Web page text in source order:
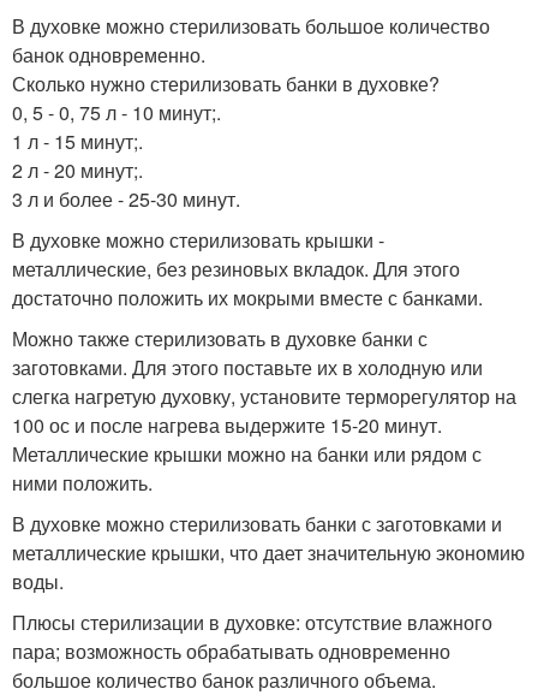
В духовке можно стерилизовать большое количество
банок одновременно.
Сколько нужно стерилизовать банки в духовке?
0, 5 - 0, 75 л - 10 минут;.
1 л - 15 минут;.
2 л - 20 минут;.
3 л и более - 25-30 минут.
В духовке можно стерилизовать крышки -
металлические, без резиновых вкладок. Для этого
достаточно положить их мокрыми вместе с банками.
Можно также стерилизовать в духовке банки с
заготовками. Для этого поставьте их в холодную или
слегка нагретую духовку, установите терморегулятор на
100 ос и после нагрева выдержите 15-20 минут.
Металлические крышки можно на банки или рядом с
ними положить.
В духовке можно стерилизовать банки с заготовками и
металлические крышки, что дает значительную экономию
воды.
Плюсы стерилизации в духовке: отсутствие влажного
пара; возможность обрабатывать одновременно
большое количество банок различного объема.